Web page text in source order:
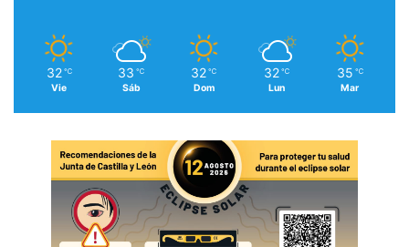
32 ℃
Vie
33 ℃
Sáb
32 ℃
Dom
32 ℃
Lun
35 ℃
Mar